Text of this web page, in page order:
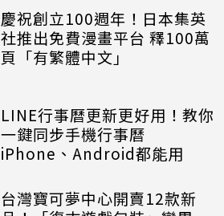
慶祝創立100週年！日本集英
社推出免費漫畫平台 釋100萬
頁「有繁體中文」
LINE行事曆更新更好用！教你
一鍵同步手機行事曆
iPhone、Android都能用
台灣寶可夢中心開賣12款新